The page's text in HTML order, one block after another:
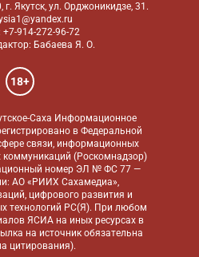
Якутск, ул. Орджоникидзе, 31.
+7-914-272-96-72
Бабаева Я. О.
18+
Саха Информационное
в Федеральной
связи, информационных
коммуникаций (Роскомнадзор)
номер ЭЛ № ФС 77 —
АО «РИИХ Сахамедиа»,
цифрового развития и
технологий РС(Я). При любом
ЯСИА на иных ресурсах в
на источник обязательна
цитирования).